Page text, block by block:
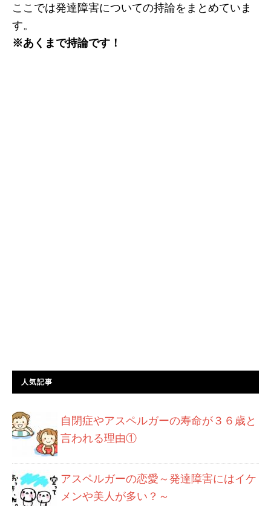
ここでは発達障害についての持論をまとめていま
す。
※あくまで持論です！
人気記事
自閉症やアスペルガーの寿命が３６歳と
言われる理由①
アスペルガーの恋愛～発達障害にはイケ
メンや美人が多い？～